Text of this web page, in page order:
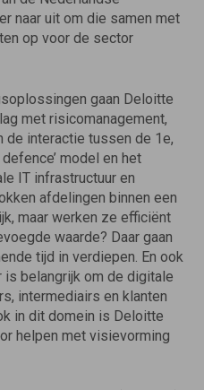
naar uit om die samen met
op voor de sector
gaan Deloitte
met risicomanagement,
de interactie tussen de 1e,
model en het
IT infrastructuur en
afdelingen binnen een
maar werken ze efficiënt
waarde? Daar gaan
tijd in verdiepen. En ook
belangrijk om de digitale
intermediairs en klanten
in dit domein is Deloitte
helpen met visievorming